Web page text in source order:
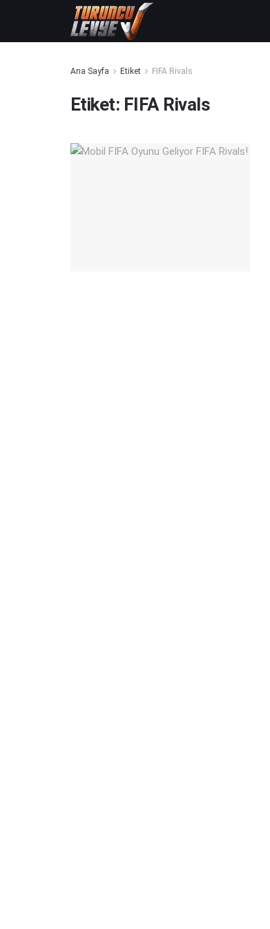
Ana Sayfa Etiket FIFA Rivals
Etiket: FIFA Rivals